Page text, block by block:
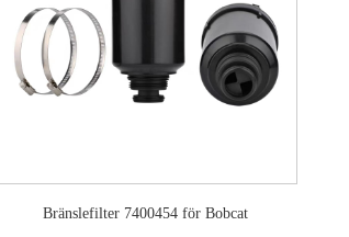
Bränslefilter 7400454 för Bobcat